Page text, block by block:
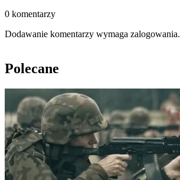
0 komentarzy
Dodawanie komentarzy wymaga zalogowania.
Polecane